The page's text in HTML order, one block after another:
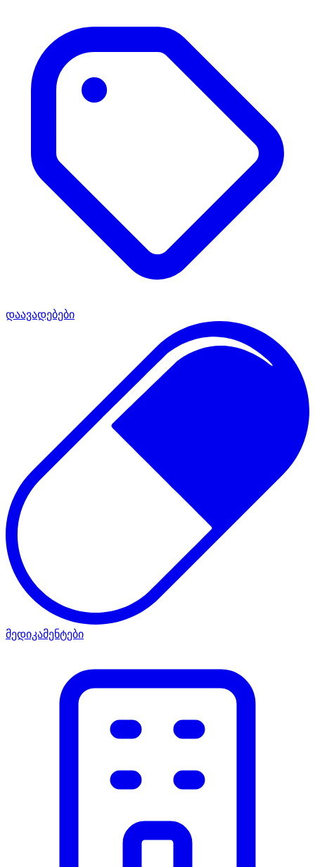
დაავადებები
მედიკამენტები